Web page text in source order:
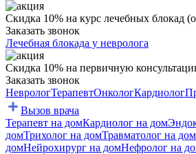
Скидка 10% на курс лечебных блокад
Заказать звонок
Лечебная блокада у невролога
Скидка 10% на первичную
Заказать звонок
НеврологТерапевтОнкологКардиолог
Вызов врача
Терапевт на домКардиолог на дом
домТрихолог на домТравматолог на дом
домНейрохирург на домНефролог на